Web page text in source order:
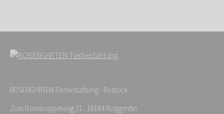
ROSENGARTEN-Tierbestattung - Rostock
Zum Bornkoppelweg 21 · 18184 Roggentin